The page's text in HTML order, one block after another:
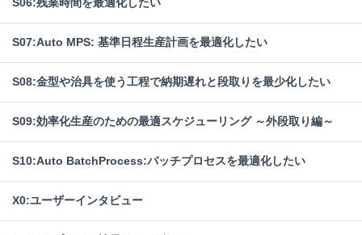
S06:残業時間を最適化したい
S07:Auto MPS: 基準日程生産計画を最適化したい
S08:金型や治具を使う工程で納期遅れと段取りを最少化したい
S09:効率化生産のための最適スケジューリング ～外段取り編～
S10:Auto BatchProcess:バッチプロセスを最適化したい
X0:ユーザーインタビュー